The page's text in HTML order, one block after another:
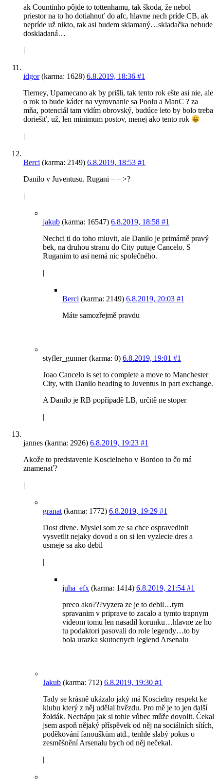
ak Countinho pôjde to tottenhamu, tak škoda, že nebol
priestor na to ho dotiahnuť do afc, hlavne nech príde CB, ak
nepríde už nikto, tak asi budem sklamaný…skladačka nebude
doskladaná…
idgor(karma: 1628) 6.8.2019, 18:36 #1
Tierney, Upamecano ak by prišli, tak tento rok ešte asi nie, ale
o rok to bude káder na vyrovnanie sa Poolu a ManC ? za
mňa, potenciál tam vidím obrovský, budúce leto by bolo treba
doriešiť, už, len minimum postov, menej ako tento rok
|
Berci (karma: 2149) 6.8.2019, 18:53 #1
Danilo v Juventusu. Rugani – – >?
|
jakub (karma: 16547) 6.8.2019, 18:58 #1
Nechci ti do toho mluvit, ale Danilo je primárně pravý
bek, na druhou stranu do City putuje Cancelo. S
Ruganim to asi nemá nic společného.
|
Berci (karma: 2149) 6.8.2019, 20:03 #1
Máte samozřejmě pravdu
|
styfler_gunner (karma: 0) 6.8.2019, 19:01 #1
Joao Cancelo is set to complete a move to Manchester
City, with Danilo heading to Juventus in part exchange.
A Danilo je RB popřípadě LB, určitě ne stoper
|
jannes (karma: 2926) 6.8.2019, 19:23 #1
Akože to predstavenie Koscielneho v Bordoo to čo má
znamenať?
|
granat (karma: 1772) 6.8.2019, 19:29 #1
Dost divne. Myslel som ze sa chce ospravedlnit
vysvetlit nejaky dovod a on si len vyzlecie dres a
usmeje sa ako debil
|
juha_efx (karma: 1414) 6.8.2019, 21:54 #1
preco ako???vyzera ze je to debil…tym
spravanim v priprave to zacalo a tymto trapnym
videom tomu len nasadil korunku…hlavne ze ho
tu podaktori pasovali do role legendy…to by
bola urazka skutocnych legiend Arsenalu
|
Jakub (karma: 712) 6.8.2019, 19:30 #1
Tady se krásně ukázalo jaký má Koscielny respekt ke
klubu který z něj udělal hvězdu. Pro mě je to jen další
žoldák. Nechápu jak si tohle vůbec může dovolit. Čekal
jsem aspoň nějaký příspěvek od něj na sociálních sítích,
poděkování fanouškům atd., tenhle slabý pokus o
zesměšnění Arsenalu bych od něj nečekal.
|